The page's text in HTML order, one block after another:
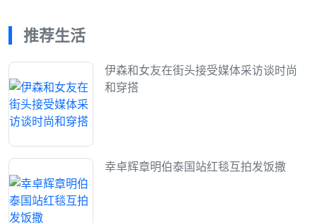
推荐生活
伊森和女友在街头接受媒体采访谈时尚
和穿搭
幸卓辉章明伯泰国站红毯互拍发饭撒